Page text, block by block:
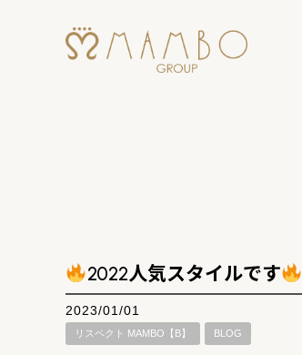
2022人気スタイルです
2023/01/01
リスペクト MAMBO【B】 BLOG